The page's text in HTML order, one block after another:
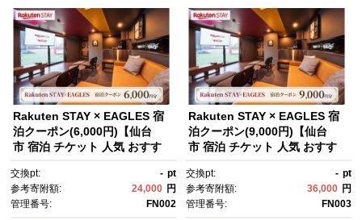
Rakuten STAY × EAGLES 宿
泊クーポン(6,000円)【仙台
市 宿泊 チケット 人気 おすす
交換pt: - pt
参考寄附額:
24,000 円
管理番号:
FN002
Rakuten STAY × EAGLES 宿
泊クーポン(9,000円)【仙台
市 宿泊 チケット 人気 おすす
交換pt: - pt
参考寄附額:
36,000 円
管理番号:
FN003